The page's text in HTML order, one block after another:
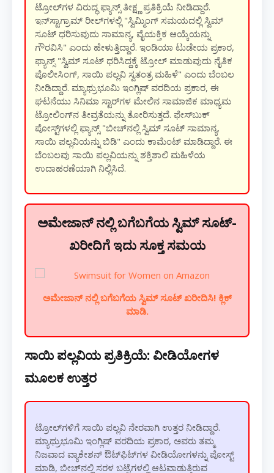
ಟ್ರೋಲ್‌ಗಳ ವಿರುದ್ಧ ಫ್ಯಾನ್ಸ್ ತೀಕ್ಷ್ಣ ಪ್ರತಿಕ್ರಿಯೆ ನೀಡಿದ್ದಾರೆ.
ಇನ್‌ಸ್ಟಾಗ್ರಾಮ್ ರೀಲ್‌ಗಳಲ್ಲಿ "ಸ್ವಿಮ್ಮಿಂಗ್ ಸಮಯದಲ್ಲಿ ಸ್ವಿಮ್
ಸೂಟ್ ಧರಿಸುವುದು ಸಾಮಾನ್ಯ, ವೈಯಕ್ತಿಕ ಆಯ್ಕೆಯನ್ನು
ಗೌರವಿಸಿ" ಎಂದು ಹೇಳುತ್ತಿದ್ದಾರೆ. ಇಂಡಿಯಾ ಟುಡೇಯ ಪ್ರಕಾರ,
ಫ್ಯಾನ್ಸ್ "ಸ್ವಿಮ್ ಸೂಟ್ ಧರಿಸಿದ್ದಕ್ಕೆ ಟ್ರೋಲ್ ಮಾಡುವುದು ನೈತಿಕ
ಪೊಲೀಸಿಂಗ್, ಸಾಯಿ ಪಲ್ಲವಿ ಸ್ವತಂತ್ರ ಮಹಿಳೆ" ಎಂದು ಬೆಂಬಲ
ನೀಡಿದ್ದಾರೆ. ಮ್ಯಾಥ್ರುಭೂಮಿ ಇಂಗ್ಲಿಷ್ ವರದಿಯ ಪ್ರಕಾರ, ಈ
ಘಟನೆಯು ಸಿನಿಮಾ ಸ್ಟಾರ್‌ಗಳ ಮೇಲಿನ ಸಾಮಾಜಿಕ ಮಾಧ್ಯಮ
ಟ್ರೋಲಿಂಗ್‌ನ ತೀವ್ರತೆಯನ್ನು ತೋರಿಸುತ್ತದೆ. ಫೇಸ್‌ಬುಕ್
ಪೋಸ್ಟ್‌ಗಳಲ್ಲಿ ಫ್ಯಾನ್ಸ್ "ಬೀಚ್‌ನಲ್ಲಿ ಸ್ವಿಮ್ ಸೂಟ್ ಸಾಮಾನ್ಯ,
ಸಾಯಿ ಪಲ್ಲವಿಯನ್ನು ಬಿಡಿ" ಎಂದು ಕಾಮೆಂಟ್ ಮಾಡಿದ್ದಾರೆ. ಈ
ಬೆಂಬಲವು ಸಾಯಿ ಪಲ್ಲವಿಯನ್ನು ಶಕ್ತಿಶಾಲಿ ಮಹಿಳೆಯ
ಉದಾಹರಣೆಯಾಗಿ ನಿಲ್ಲಿಸಿದೆ.
ಅಮೇಜಾನ್ ನಲ್ಲಿ ಬಗೆಬಗೆಯ ಸ್ವಿಮ್ ಸೂಟ್-
ಖರೀದಿಗೆ ಇದು ಸೂಕ್ತ ಸಮಯ
ಅಮೇಜಾನ್ ನಲ್ಲಿ ಬಗೆಬಗೆಯ ಸ್ವಿಮ್ ಸೂಟ್ ಖರೀದಿಸಿ! ಕ್ಲಿಕ್
ಮಾಡಿ.
ಸಾಯಿ ಪಲ್ಲವಿಯ ಪ್ರತಿಕ್ರಿಯೆ: ವೀಡಿಯೋಗಳ
ಮೂಲಕ ಉತ್ತರ
ಟ್ರೋಲ್‌ಗಳಿಗೆ ಸಾಯಿ ಪಲ್ಲವಿ ನೇರವಾಗಿ ಉತ್ತರ ನೀಡಿದ್ದಾರೆ.
ಮ್ಯಾಥ್ರುಭೂಮಿ ಇಂಗ್ಲಿಷ್ ವರದಿಯ ಪ್ರಕಾರ, ಅವರು ತಮ್ಮ
ನಿಜವಾದ ವ್ಯಾಕೇಶನ್ ಔಟ್‌ಫಿಟ್‌ಗಳ ವೀಡಿಯೋಗಳನ್ನು ಪೋಸ್ಟ್
ಮಾಡಿ, ಬೀಚ್‌ನಲ್ಲಿ ಸರಳ ಬಟ್ಟೆಗಳಲ್ಲಿ ಆಟವಾಡುತ್ತಿರುವ